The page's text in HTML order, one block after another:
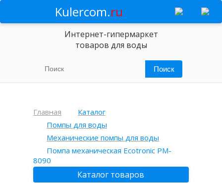
Kulercom.ru
Интернет-гипермаркет
товаров для воды
Главная
Каталог
Помпы для воды
Механические помпы для воды
Помпа механическая Ecotronic PM-
8090
Каталог товаров